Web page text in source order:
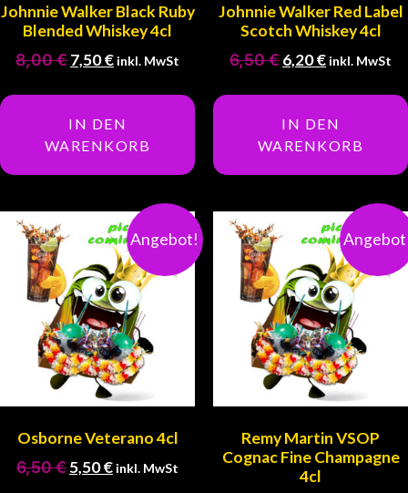
Johnnie Walker Black Ruby
Blended Whiskey 4cl
8,00€7,50€ inkl. MwSt
IN DEN
WARENKORB
Johnnie Walker Red Label
Scotch Whiskey 4cl
6,50€6,20€ inkl. MwSt
IN DEN
WARENKORB
Angebot!
Osborne Veterano 4cl
6,50€5,50€ inkl. MwSt
Remy Martin VSOP
Cognac Fine Champagne
4cl